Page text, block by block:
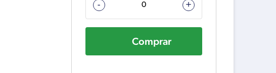
-
MOLA
618843-
00
+
Comprar